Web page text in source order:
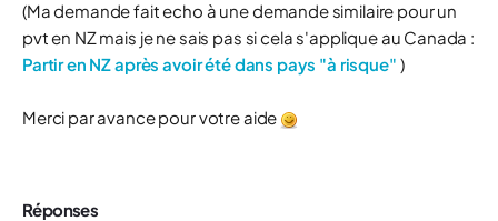
(Ma demande fait echo à une demande similaire pour un
pvt en NZ mais je ne sais pas si cela s'applique au Canada :
Partir en NZ après avoir été dans pays "à risque" )
Merci par avance pour votre aide
Réponses